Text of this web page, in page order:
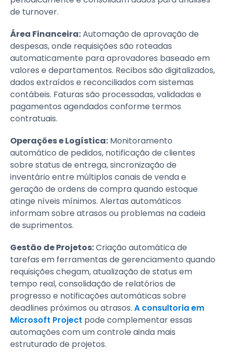
de turnover.
Área Financeira:Automação de aprovação de
despesas, onde requisições são roteadas
automaticamente para aprovadores baseado em
valores e departamentos. Recibos são digitalizados,
dados extraídos e reconciliados com sistemas
contábeis. Faturas são processadas, validadas e
pagamentos agendados conforme termos
contratuais.
Operações e Logística: Monitoramento
automático de pedidos, notificação de clientes
sobre status de entrega, sincronização de
inventário entre múltiplos canais de venda e
geração de ordens de compra quando estoque
atinge níveis mínimos. Alertas automáticos
informam sobre atrasos ou problemas na cadeia
de suprimentos.
Gestão de Projetos:Criação automática de
tarefas em ferramentas de gerenciamento quando
requisições chegam, atualização de status em
tempo real, consolidação de relatórios de
progresso e notificações automáticas sobre
deadlines próximos ou atrasos. A consultoria em
Microsoft Project pode complementar essas
automações com um controle ainda mais
estruturado de projetos.